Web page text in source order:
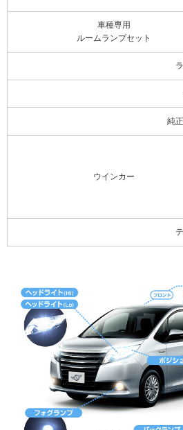
車種専用
ルームランプセット
純
ウインカー